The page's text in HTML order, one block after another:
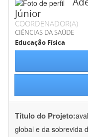
Júnior
COORDENADOR(A)
CIÊNCIAS DA SAÚDE
Educação Física
Título do Projeto:
global e da sobrevida